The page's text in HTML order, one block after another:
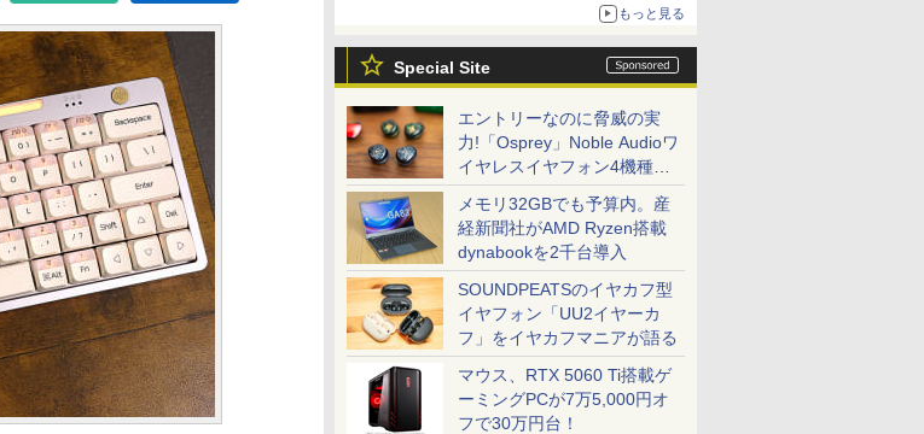
もっと見る
Special Site
エントリーなのに脅威の実
力!「Osprey」Noble Audioワ
イヤレスイヤフォン4機種を
一気に聴く
メモリ32GBでも予算内。産
経新聞社がAMD Ryzen搭載
dynabookを2千台導入
SOUNDPEATSのイヤカフ型
イヤフォン「UU2イヤーカ
フ」をイヤカフマニアが語る
マウス、RTX 5060 Ti搭載ゲ
ーミングPCが7万5,000円オ
フで30万円台！